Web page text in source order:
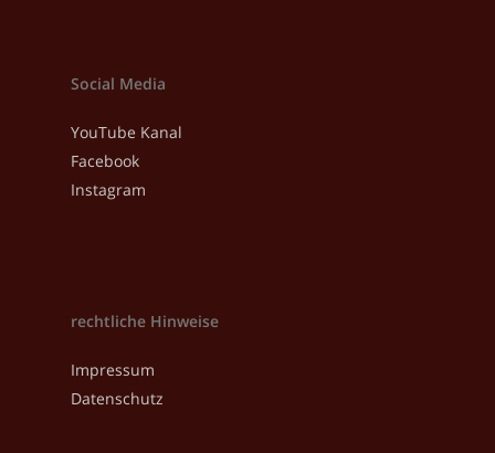
Social Media
YouTube Kanal
Facebook
Instagram
rechtliche Hinweise
Impressum
Datenschutz